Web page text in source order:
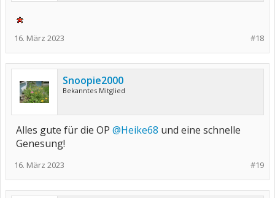
#18
16. März 2023
Snoopie2000
Bekanntes Mitglied
Alles gute für die OP @Heike68 und eine schnelle
Genesung!
#19
16. März 2023